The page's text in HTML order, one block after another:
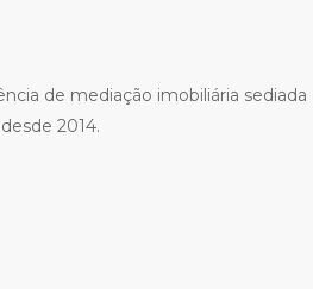
de mediação imobiliária
2014.